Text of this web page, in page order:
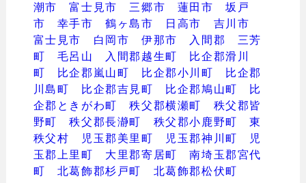
潮市
富士見市 三郷市 蓮田市
坂戸
市
幸手市 鶴ヶ島市 日高市
吉川市
富士見市
白岡市 伊那市
入間郡 三芳
町
毛呂山 入間郡越生町
比企郡滑川
町
比企郡嵐山町 比企郡小川町
比企郡
川島町
比企郡吉見町 比企郡鳩山町
比
企郡ときがわ町
秩父郡横瀬町
秩父郡皆
野町
秩父郡長瀞町 秩父郡小鹿野町
東
秩父村
児玉郡美里町 児玉郡神川町
児
玉郡上里町
大里郡寄居町
南埼玉郡宮代
町
北葛飾郡杉戸町 北葛飾郡松伏町